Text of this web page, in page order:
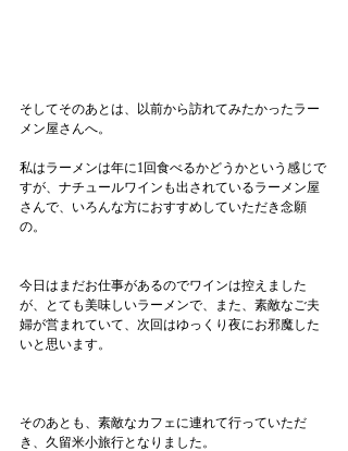
そしてそのあとは、以前から訪れてみたかったラー
メン屋さんへ。
私はラーメンは年に1回食べるかどうかという感じで
すが、ナチュールワインも出されているラーメン屋
さんで、いろんな方におすすめしていただき念願
の。
今日はまだお仕事があるのでワインは控えました
が、とても美味しいラーメンで、また、素敵なご夫
婦が営まれていて、次回はゆっくり夜にお邪魔した
いと思います。
そのあとも、素敵なカフェに連れて行っていただ
き、久留米小旅行となりました。